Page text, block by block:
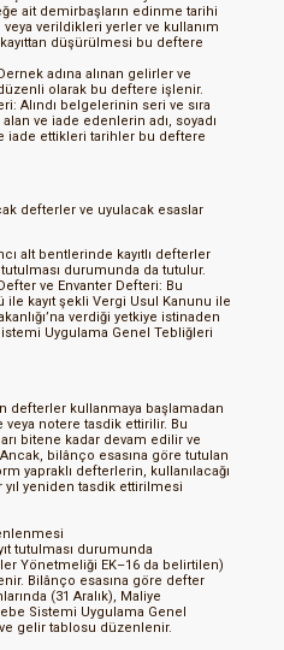
ait demirbaşların edinme tarihi
veya verildikleri yerler ve kullanım
düşürülmesi bu deftere
adına alınan gelirler ve
olarak bu deftere işlenir.
Alındı belgelerinin seri ve sıra
ve iade edenlerin adı, soyadı
iade ettikleri tarihler bu deftere
defterler ve uyulacak esaslar
alt bentlerinde kayıtlı defterler
durumunda da tutulur.
ve Envanter Defteri: Bu
kayıt şekli Vergi Usul Kanunu ile
verdiği yetkiye istinaden
Uygulama Genel Tebliğleri
defterler kullanmaya başlamadan
notere tasdik ettirilir. Bu
bitene kadar devam edilir ve
bilânço esasına göre tutulan
yapraklı defterlerin, kullanılacağı
yeniden tasdik ettirilmesi
tutulması durumunda
Yönetmeliği EK–16 da belirtilen)
Bilânço esasına göre defter
(31 Aralık), Maliye
Sistemi Uygulama Genel
gelir tablosu düzenlenir.